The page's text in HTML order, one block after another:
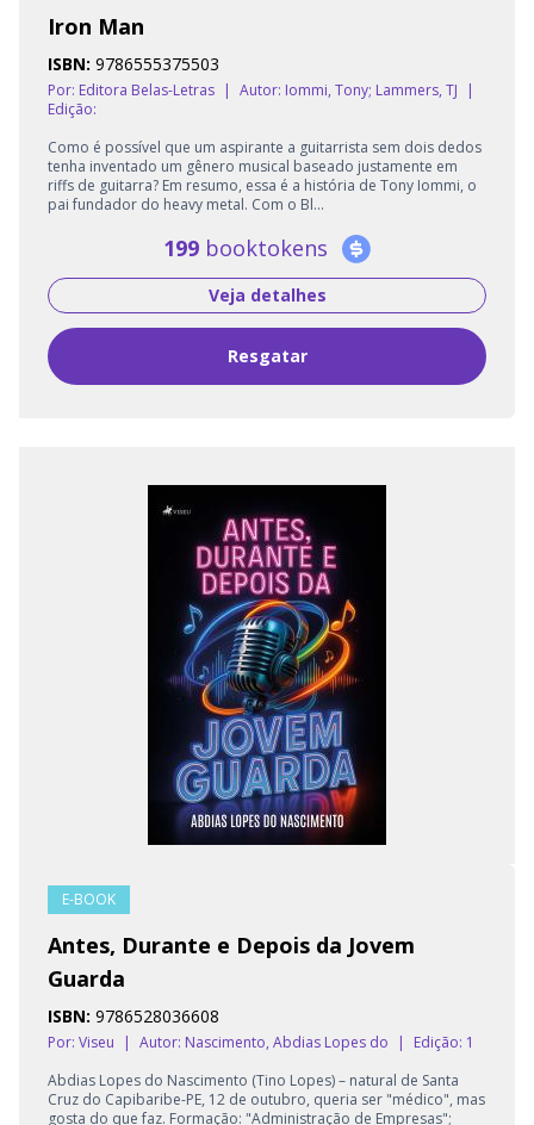
Iron Man
ISBN: 9786555375503
Por: Editora Belas-Letras | Autor: Iommi, Tony; Lammers, TJ
|
Edição:
Como é possível que um aspirante a guitarrista sem dois dedos
tenha inventado um gênero musical baseado justamente em
riffs de guitarra? Em resumo, essa é a história de Tony Iommi, o
pai fundador do heavy metal. Com o Bl...
199 booktokens
Veja detalhes
Resgatar
E-BOOK
Antes, Durante e Depois da Jovem
Guarda
ISBN: 9786528036608
Por: Viseu | Autor: Nascimento, Abdias Lopes do |
Edição: 1
Abdias Lopes do Nascimento (Tino Lopes) – natural de Santa
Cruz do Capibaribe-PE, 12 de outubro, queria ser "médico", mas
gosta do que faz. Formação: "Administração de Empresas";